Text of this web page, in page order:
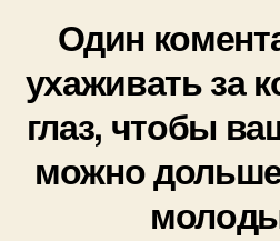
Один
ухаживать за
глаз, чтобы
можно